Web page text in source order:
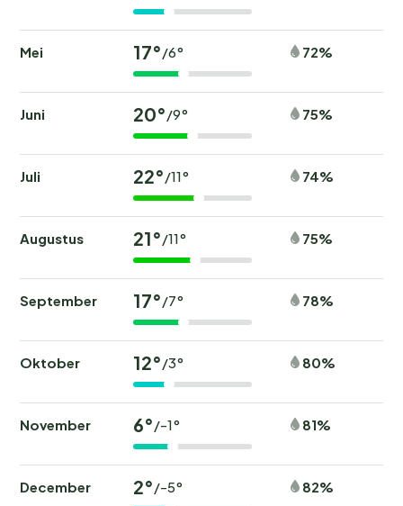
Mei 17°/6° 72%
Juni 20°/9° 75%
Juli 22°/11° 74%
Augustus 21°/11° 75%
September 17°/7° 78%
Oktober 12°/3° 80%
November 6°/-1° 81%
December 2°/-5° 82%